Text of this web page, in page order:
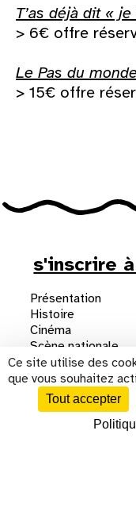
Ce site utilise des
que vous souhaitez
Tout accepter
T’as déjà dit «
> 6€ offre
Le Pas du
> 15€ offre
s'inscrire
Présentation
Histoire
Cinéma
Scène nationale
Centre d'art
Résidences
Artistes associé·es
Agis dans ton lieu